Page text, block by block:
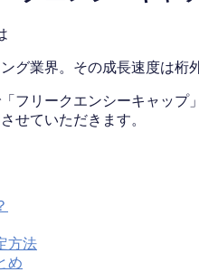
グ業界。その成長速度は
フリークエンシーキャッ
せていただきます。
方法
め